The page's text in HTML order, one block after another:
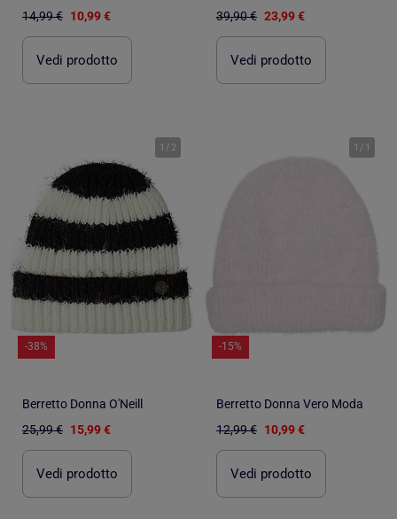
14,99 € 10,99 €
Vedi prodotto
39,90 € 23,99 €
Vedi prodotto
1 / 2
-38%
Berretto Donna O'Neill
25,99 € 15,99 €
Vedi prodotto
1 / 1
-15%
Berretto Donna Vero Moda
12,99 € 10,99 €
Vedi prodotto